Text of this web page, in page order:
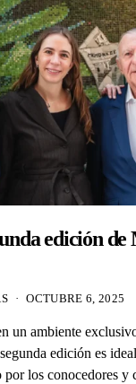
edición de
OCTUBRE 6, 2025
un ambiente
edición es
por los conocedores y